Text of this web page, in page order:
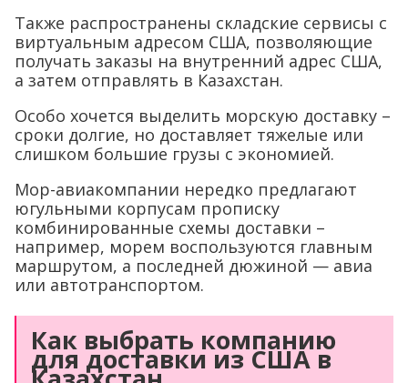
Также распространены складские сервисы с
виртуальным адресом США, позволяющие
получать заказы на внутренний адрес США,
а затем отправлять в Казахстан.
Особо хочется выделить морскую доставку –
сроки долгие, но доставляет тяжелые или
слишком большие грузы с экономией.
Мор-авиакомпании нередко предлагают
югульными корпусам прописку
комбинированные схемы доставки –
например, морем воспользуются главным
маршрутом, а последней дюжиной — авиа
или автотранспортом.
Как выбрать компанию
для доставки из США в